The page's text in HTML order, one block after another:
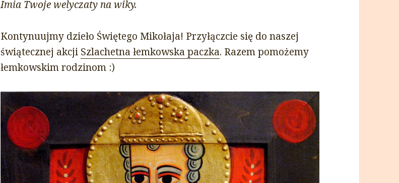
Imia Twoje welyczaty na wiky.
Kontynuujmy dzieło Świętego Mikołaja! Przyłączcie się do naszej
świątecznej akcji Szlachetna łemkowska paczka. Razem pomożemy
łemkowskim rodzinom :)